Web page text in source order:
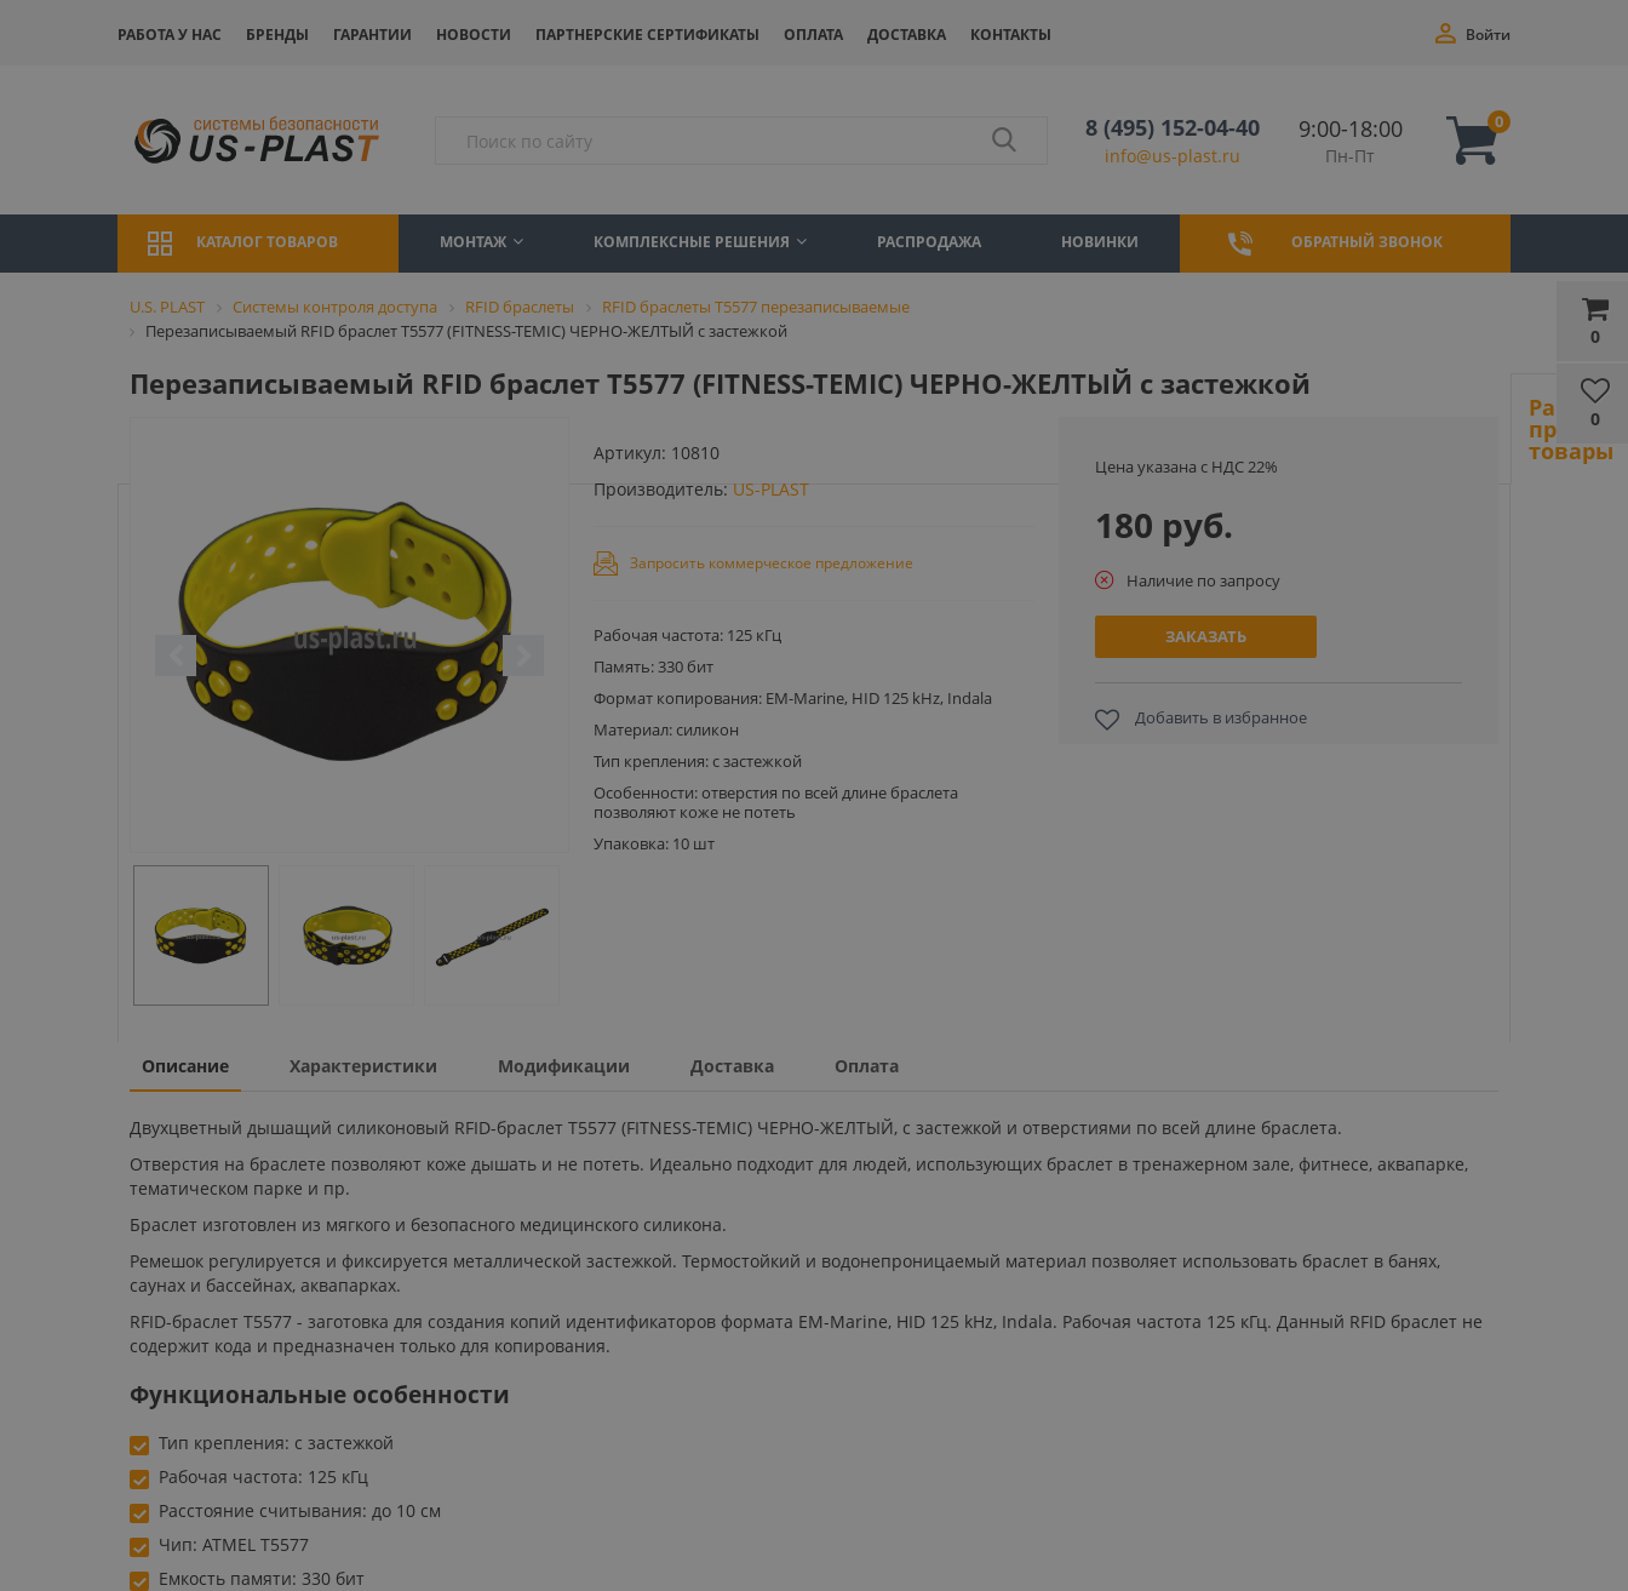
РАБОТА У НАС БРЕНДЫ ГАРАНТИИ НОВОСТИ ПАРТНЕРСКИЕ СЕРТИФИКАТЫ ОПЛАТА ДОСТАВКА КОНТАКТЫ
0
0
Войти
8 (495) 152-04-40
info@us-plast.ru
9:00-18:00
Пн-Пт
0
КАТАЛОГ ТОВАРОВ МОНТАЖ КОМПЛЕКСНЫЕ РЕШЕНИЯ РАСПРОДАЖА НОВИНКИ ОБРАТНЫЙ ЗВОНОК
U.S. PLAST Системы контроля доступа RFID браслеты
RFID браслеты T5577 перезаписываемые
Перезаписываемый RFID браслет T5577 (FITNESS-TEMIC) ЧЕРНО-ЖЕЛТЫЙ с застежкой
Перезаписываемый RFID браслет T5577 (FITNESS-TEMIC) ЧЕРНО-ЖЕЛТЫЙ с застежкой
Артикул: 10810
Производитель: US-PLAST
Запросить коммерческое предложение
Рабочая частота: 125 кГц
Память: 330 бит
Формат копирования: EM-Marine, HID 125 kHz, Indala
Материал: силикон
Тип крепления: с застежкой
Особенности: отверстия по всей длине браслета
позволяют коже не потеть
Упаковка: 10 шт
Цена указана с НДС 22%
180 руб.
Наличие по запросу
ЗАКАЗАТЬ
Добавить в избранное
Описание Характеристики Модификации Доставка Оплата
Двухцветный дышащий силиконовый RFID-браслет T5577 (FITNESS-TEMIC) ЧЕРНО-ЖЕЛТЫЙ, с застежкой и отверстиями по всей длине браслета.
Отверстия на браслете позволяют коже дышать и не потеть. Идеально подходит для людей, использующих браслет в тренажерном зале, фитнесе, аквапарке,
тематическом парке и пр.
Браслет изготовлен из мягкого и безопасного медицинского силикона.
Ремешок регулируется и фиксируется металлической застежкой. Термостойкий и водонепроницаемый материал позволяет использовать браслет в банях,
саунах и бассейнах, аквапарках.
RFID-браслет T5577 - заготовка для создания копий идентификаторов формата EM-Marine, HID 125 kHz, Indala. Рабочая частота 125 кГц. Данный RFID браслет не
содержит кода и предназначен только для копирования.
Функциональные особенности
Тип крепления: с застежкой
Рабочая частота: 125 кГц
Расстояние считывания: до 10 см
Чип: ATMEL T5577
Емкость памяти: 330 бит
Ранее
товары